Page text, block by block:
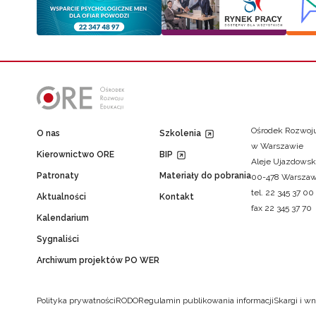
O nas
Kierownictwo ORE
Patronaty
Aktualności
Kalendarium
Sygnaliści
Archiwum projektów PO WER
Szkolenia
BIP
Materiały do pobrania
Kontakt
Ośrodek
w Warszawie
Aleje
00-478
tel. 22 345 37 00
fax 22 345 37 70
Polityka prywatnościRODORegulamin publikowania informacjiSkargi i